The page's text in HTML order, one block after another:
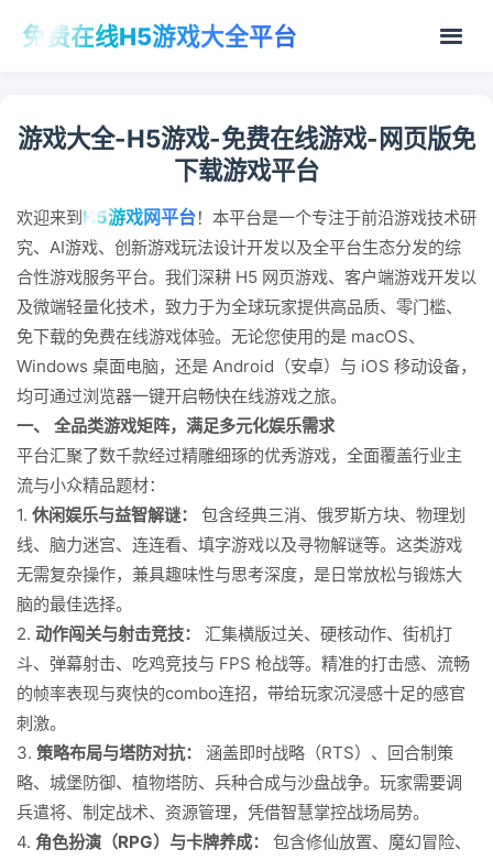
免费在线H5游戏大全平台
游戏大全-H5游戏-免费在线游戏-网页版免
下载游戏平台
欢迎来到H5游戏网平台！本平台是一个专注于前沿游戏技术研
究、AI游戏、创新游戏玩法设计开发以及全平台生态分发的综
合性游戏服务平台。我们深耕 H5 网页游戏、客户端游戏开发以
及微端轻量化技术，致力于为全球玩家提供高品质、零门槛、
免下载的免费在线游戏体验。无论您使用的是 macOS、
Windows 桌面电脑，还是 Android（安卓）与 iOS 移动设备，
均可通过浏览器一键开启畅快在线游戏之旅。
一、 全品类游戏矩阵，满足多元化娱乐需求
平台汇聚了数千款经过精雕细琢的优秀游戏，全面覆盖行业主
流与小众精品题材：
1. 休闲娱乐与益智解谜：
包含经典三消、俄罗斯方块、物理划
线、脑力迷宫、连连看、填字游戏以及寻物解谜等。这类游戏
无需复杂操作，兼具趣味性与思考深度，是日常放松与锻炼大
脑的最佳选择。
2. 动作闯关与射击竞技：
汇集横版过关、硬核动作、街机打
斗、弹幕射击、吃鸡竞技与 FPS 枪战等。精准的打击感、流畅
的帧率表现与爽快的combo连招，带给玩家沉浸感十足的感官
刺激。
3. 策略布局与塔防对抗：
涵盖即时战略（RTS）、回合制策
略、城堡防御、植物塔防、兵种合成与沙盘战争。玩家需要调
兵遣将、制定战术、资源管理，凭借智慧掌控战场局势。
4. 角色扮演（RPG）与卡牌养成：
包含修仙放置、魔幻冒险、